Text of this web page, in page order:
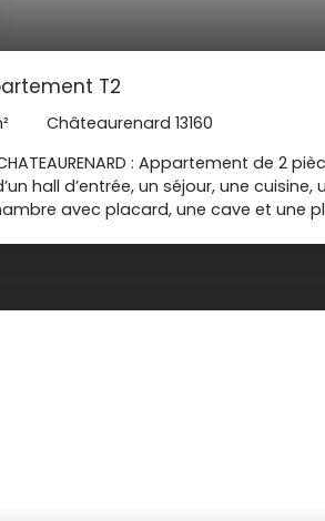
T2
Châteaurenard 13160
: Appartement de 2
hall d’entrée, un séjour, une cuisine,
avec placard, une cave et une